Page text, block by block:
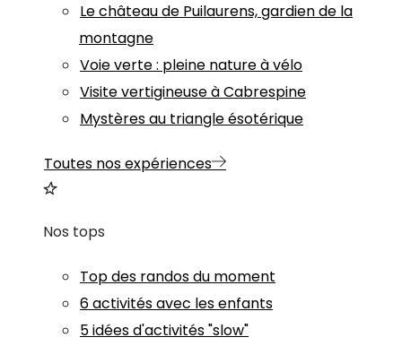
Le château de Puilaurens, gardien de la
montagne
Voie verte : pleine nature à vélo
Visite vertigineuse à Cabrespine
Mystères au triangle ésotérique
Toutes nos expériences
Nos tops
Top des randos du moment
6 activités avec les enfants
5 idées d'activités "slow"